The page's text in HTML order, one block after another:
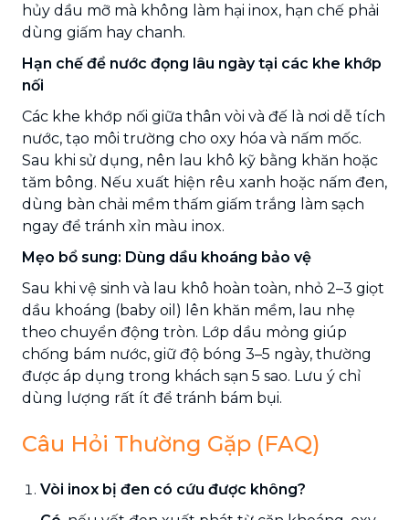
hủy dầu mỡ mà không làm hại inox, hạn chế phải
dùng giấm hay chanh.
Hạn chế để nước đọng lâu ngày tại các khe khớp
nối
Các khe khớp nối giữa thân vòi và đế là nơi dễ tích
nước, tạo môi trường cho oxy hóa và nấm mốc.
Sau khi sử dụng, nên lau khô kỹ bằng khăn hoặc
tăm bông. Nếu xuất hiện rêu xanh hoặc nấm đen,
dùng bàn chải mềm thấm giấm trắng làm sạch
ngay để tránh xỉn màu inox.
Mẹo bổ sung: Dùng dầu khoáng bảo vệ
Sau khi vệ sinh và lau khô hoàn toàn, nhỏ 2–3 giọt
dầu khoáng (baby oil) lên khăn mềm, lau nhẹ
theo chuyển động tròn. Lớp dầu mỏng giúp
chống bám nước, giữ độ bóng 3–5 ngày, thường
được áp dụng trong khách sạn 5 sao. Lưu ý chỉ
dùng lượng rất ít để tránh bám bụi.
Câu Hỏi Thường Gặp (FAQ)
Vòi inox bị đen có cứu được không?